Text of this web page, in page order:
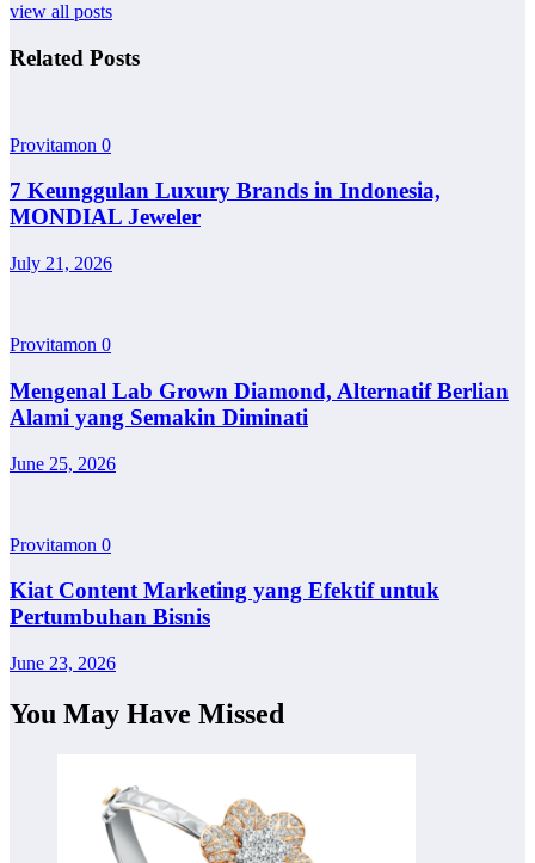
view all posts
Related Posts
Provitamon 0
7 Keunggulan Luxury Brands in Indonesia,
MONDIAL Jeweler
July 21, 2026
Provitamon 0
Mengenal Lab Grown Diamond, Alternatif Berlian
Alami yang Semakin Diminati
June 25, 2026
Provitamon 0
Kiat Content Marketing yang Efektif untuk
Pertumbuhan Bisnis
June 23, 2026
You May Have Missed